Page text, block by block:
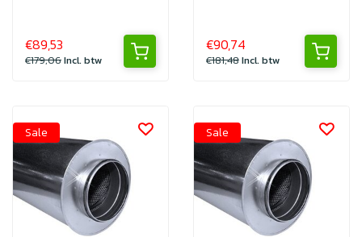
€89,53
€179,06Incl. btw
€90,74
€181,48Incl. btw
Sale Sale